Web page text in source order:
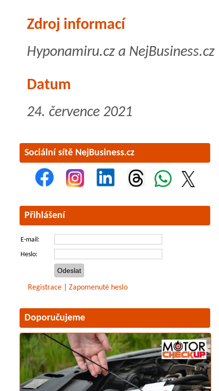
Zdroj informací
Hyponamiru.cz a NejBusiness.cz
Datum
24. července 2021
Sociální sítě NejBusiness.cz
Přihlášení
E-mail:
Heslo:
Registrace Zapomenuté heslo
Doporučujeme